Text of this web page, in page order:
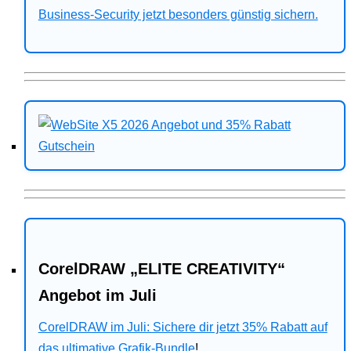
Business-Security jetzt besonders günstig sichern.
CorelDRAW „ELITE CREATIVITY“
Angebot im Juli
CorelDRAW im Juli: Sichere dir jetzt 35% Rabatt auf
das ultimative Grafik-Bundle!